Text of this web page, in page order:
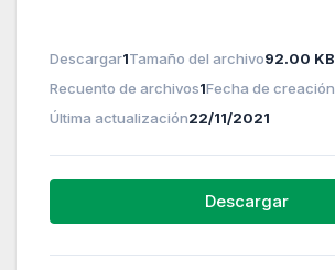
Descargar1Tamaño del archivo92.00 KB
Recuento de archivos1Fecha de creación
Última actualización22/11/2021
Descargar